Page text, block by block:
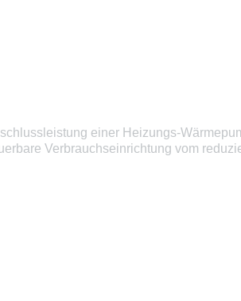
einer Heizungs-
Verbrauchseinrichtung vom